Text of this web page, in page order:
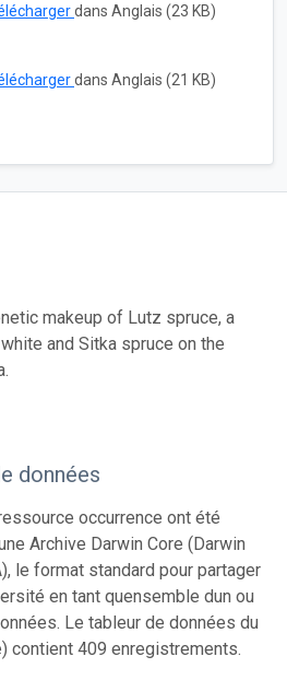
dans Anglais (23 KB)
dans Anglais (21 KB)
makeup of Lutz spruce, a
and Sitka spruce on the
données
occurrence ont été
Archive Darwin Core (Darwin
le format standard pour partager
en tant quensemble dun ou
Le tableur de données du
contient 409 enregistrements.